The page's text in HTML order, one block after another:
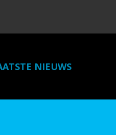
NIEUWS